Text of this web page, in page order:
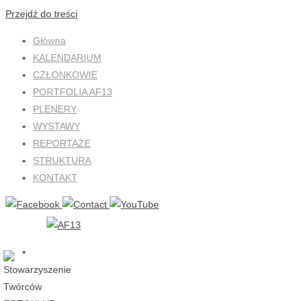
Przejdź do treści
Główna
KALENDARIUM
CZŁONKOWIE
PORTFOLIA AF13
PLENERY
WYSTAWY
REPORTAŻE
STRUKTURA
KONTAKT